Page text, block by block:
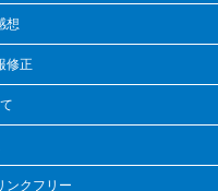
想
修正
ンクフリー